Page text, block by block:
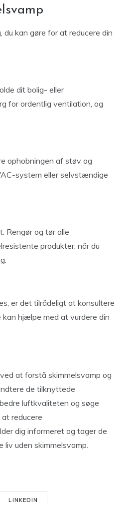
du kan gøre for at reducere din
dit bolig- eller
for ordentlig ventilation, og
ophobningen af støv og
system eller selvstændige
Rengør og tør alle
produkter, når du
er det tilrådeligt at konsultere
kan hjælpe med at vurdere din
at forstå skimmelsvamp og
de tilknyttede
luftkvaliteten og søge
reducere
dig informeret og tager de
uden skimmelsvamp.
LINKEDIN